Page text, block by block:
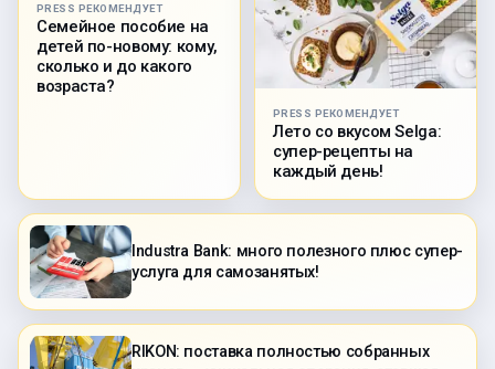
PRESS РЕКОМЕНДУЕТ
Семейное пособие на
детей по-новому: кому,
сколько и до какого
возраста?
PRESS РЕКОМЕНДУЕТ
Лето со вкусом Selga:
супер-рецепты на
каждый день!
Industra Bank: много полезного плюс супер-
услуга для самозанятых!
RIKON: поставка полностью собранных